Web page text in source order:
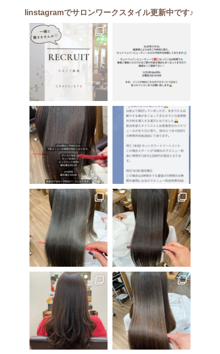
Iinstagramでサロンワークスタイル更新中です♪